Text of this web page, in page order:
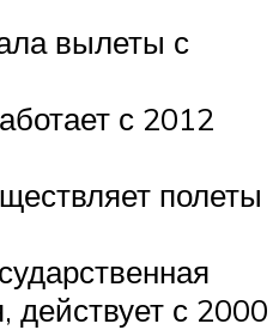
вылеты с
с 2012
полеты
действует с 2000